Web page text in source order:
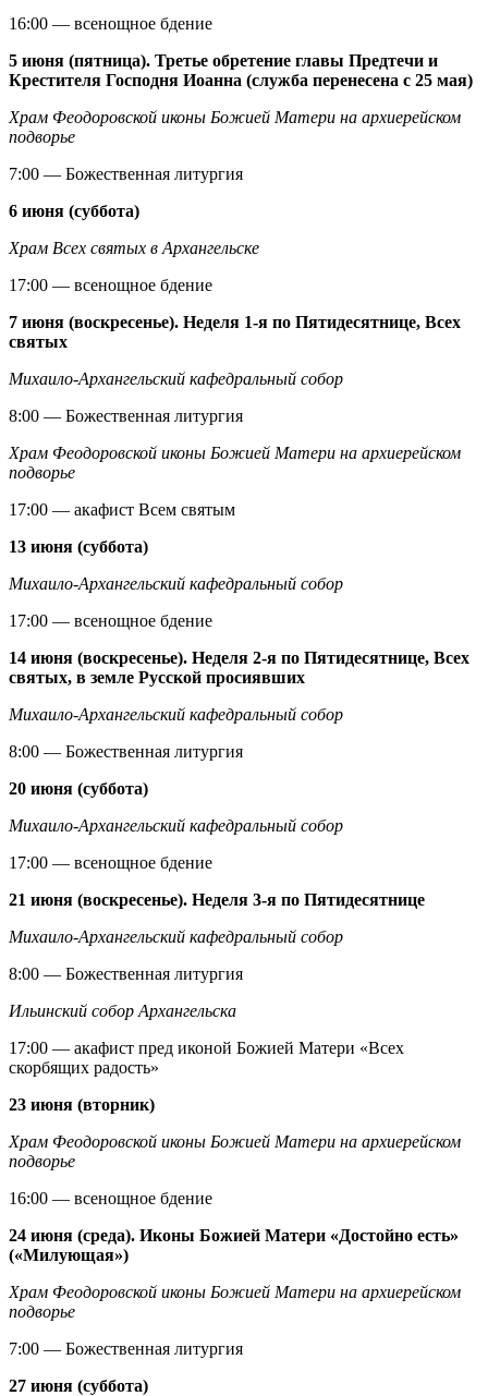
16:00 — всенощное бдение
5 июня (пятница). Третье обретение главы Предтечи и
Крестителя Господня Иоанна (служба перенесена с 25 мая)
Храм Феодоровской иконы Божией Матери на архиерейском
подворье
7:00 — Божественная литургия
6 июня (суббота)
Храм Всех святых в Архангельске
17:00 — всенощное бдение
7 июня (воскресенье). Неделя 1-я по Пятидесятнице, Всех
святых
Михаило-Архангельский кафедральный собор
8:00 — Божественная литургия
Храм Феодоровской иконы Божией Матери на архиерейском
подворье
17:00 — акафист Всем святым
13 июня (суббота)
Михаило-Архангельский кафедральный собор
17:00 — всенощное бдение
14 июня (воскресенье). Неделя 2-я по Пятидесятнице, Всех
святых, в земле Русской просиявших
Михаило-Архангельский кафедральный собор
8:00 — Божественная литургия
20 июня (суббота)
Михаило-Архангельский кафедральный собор
17:00 — всенощное бдение
21 июня (воскресенье). Неделя 3-я по Пятидесятнице
Михаило-Архангельский кафедральный собор
8:00 — Божественная литургия
Ильинский собор Архангельска
17:00 — акафист пред иконой Божией Матери «Всех
скорбящих радость»
23 июня (вторник)
Храм Феодоровской иконы Божией Матери на архиерейском
подворье
16:00 — всенощное бдение
24 июня (среда). Иконы Божией Матери «Достойно есть»
(«Милующая»)
Храм Феодоровской иконы Божией Матери на архиерейском
подворье
7:00 — Божественная литургия
27 июня (суббота)